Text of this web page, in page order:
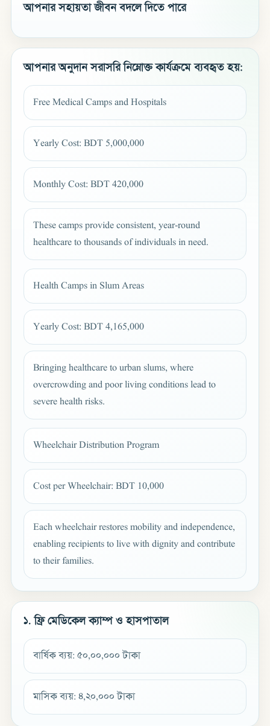
আপনার সহায়তা জীবন বদলে দিতে পারে
আপনার অনুদান সরাসরি নিম্নোক্ত কার্যক্রমে ব্যবহৃত হয়:
Free Medical Camps and Hospitals
Yearly Cost: BDT 5,000,000
Monthly Cost: BDT 420,000
These camps provide consistent, year-round
healthcare to thousands of individuals in need.
Health Camps in Slum Areas
Yearly Cost: BDT 4,165,000
Bringing healthcare to urban slums, where
overcrowding and poor living conditions lead to
severe health risks.
Wheelchair Distribution Program
Cost per Wheelchair: BDT 10,000
Each wheelchair restores mobility and independence,
enabling recipients to live with dignity and contribute
to their families.
১. ফ্রি মেডিকেল ক্যাম্প ও হাসপাতাল
বার্ষিক ব্যয়: ৫০,০০,০০০ টাকা
মাসিক ব্যয়: ৪,২০,০০০ টাকা